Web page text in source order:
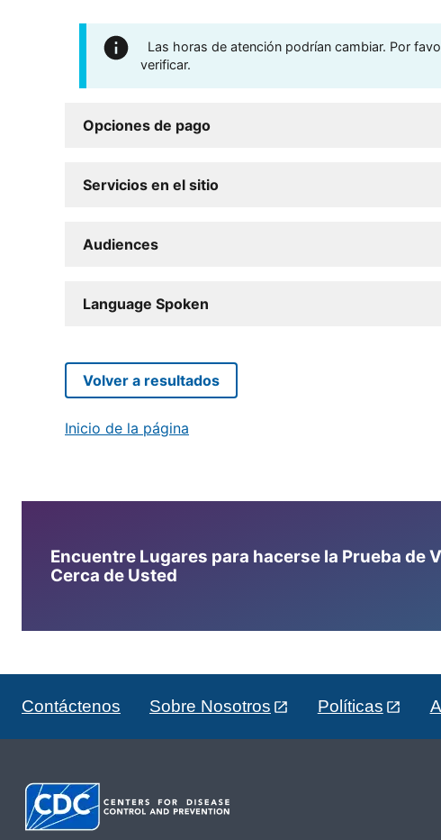
Las horas de atención podrían cambiar. Por
verificar.
Opciones de pago
Servicios en el sitio
Audiences
Language Spoken
Volver a resultados
Inicio de la página
Encuentre Lugares para hacerse la Prueba de
Cerca de Usted
Contáctenos Sobre Nosotros Políticas